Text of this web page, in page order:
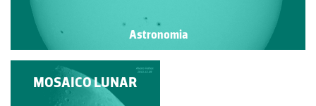
Astronomia
CÉU DE DEZEMBRO
MOSAICO LUNAR